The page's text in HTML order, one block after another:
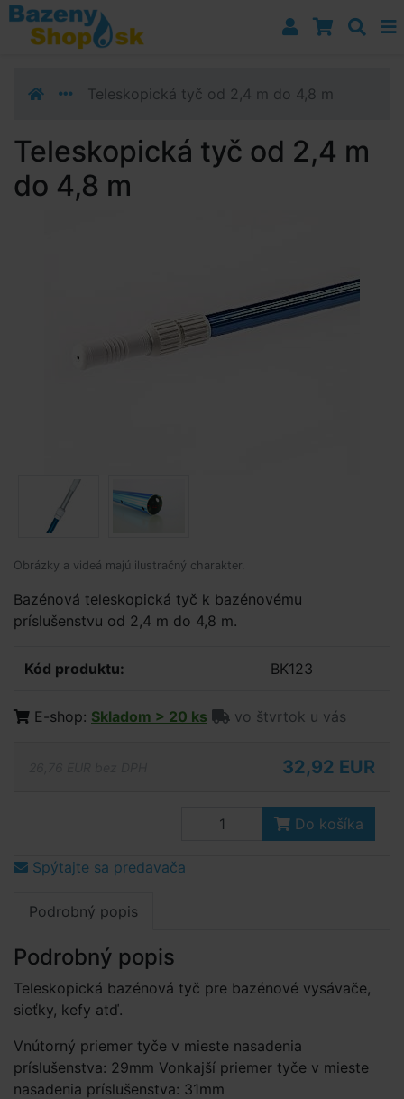
Prejsť k navigácii
Prejsť na obsah
Prejsť k bočnému stĺpci
Teleskopická tyč od 2,4 m do 4,8 m
Teleskopická tyč od 2,4 m
do 4,8 m
Obrázky a videá majú ilustračný charakter.
Bazénová teleskopická tyč k bazénovému
príslušenstvu od 2,4 m do 4,8 m.
Kód produktu: BK123
E-shop: Skladom > 20 ks vo štvrtok u vás
32,92 EUR
Do košíka
Spýtajte sa predavača
Podrobný popis
Podrobný popis
Teleskopická bazénová tyč pre bazénové vysávače,
sieťky, kefy atď.
Vnútorný priemer tyče v mieste nasadenia
príslušenstva: 29mm Vonkajší priemer tyče v mieste
nasadenia príslušenstva: 31mm